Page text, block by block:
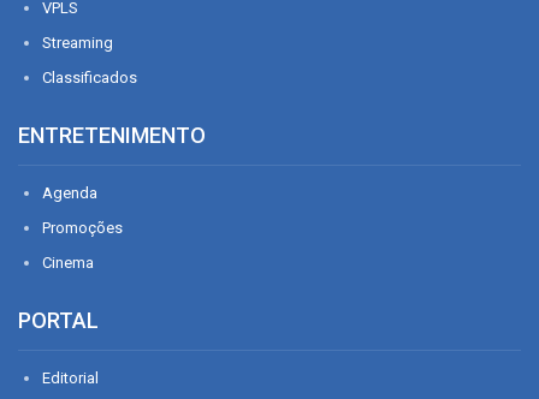
VPLS
Streaming
Classificados
ENTRETENIMENTO
Agenda
Promoções
Cinema
PORTAL
Editorial